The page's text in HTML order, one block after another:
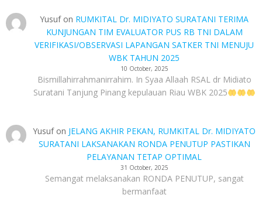
Yusufon RUMKITAL Dr. MIDIYATO SURATANI TERIMA
KUNJUNGAN TIM EVALUATOR PUS RB TNI DALAM
VERIFIKASI/OBSERVASI LAPANGAN SATKER TNI MENUJU
WBK TAHUN 2025
10 October, 2025
Bismillahirrahmanirrahim. In Syaa Allaah RSAL dr Midiato
Suratani Tanjung Pinang kepulauan Riau WBK 2025
Yusufon JELANG AKHIR PEKAN, RUMKITAL Dr. MIDIYATO
SURATANI LAKSANAKAN RONDA PENUTUP PASTIKAN
PELAYANAN TETAP OPTIMAL
31 October, 2025
Semangat melaksanakan RONDA PENUTUP, sangat
bermanfaat